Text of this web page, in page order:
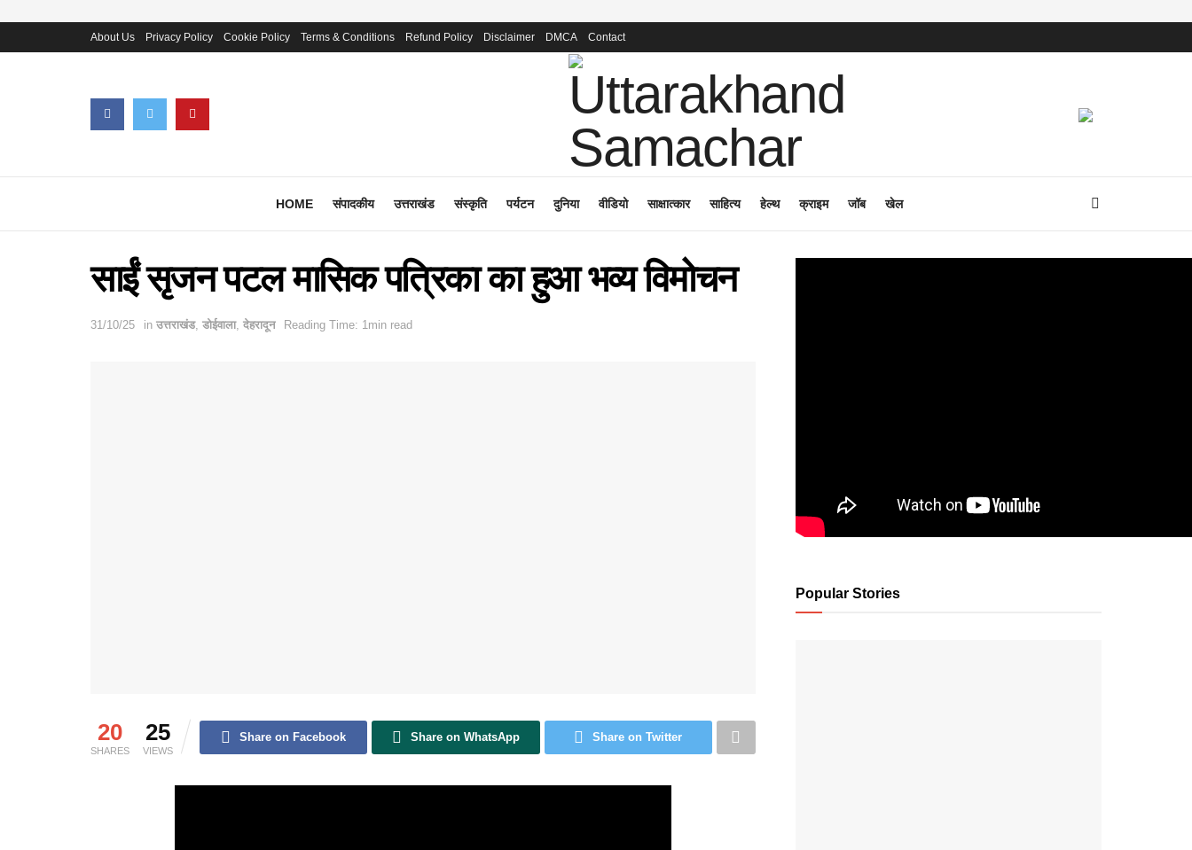
About Us Privacy Policy Cookie Policy Terms & Conditions Refund Policy Disclaimer DMCA Contact
HOME संपादकीय उत्तराखंड संस्कृति पर्यटन दुनिया वीडियो साक्षात्कार साहित्य हेल्थ क्राइम जॉब खेल
साईं सृजन पटल मासिक पत्रिका का हुआ भव्य विमोचन
31/10/25 in उत्तराखंड, डोईवाला, देहरादून Reading Time: 1min read
20
SHARES
25
VIEWS
Share on Facebook Share on WhatsApp Share on Twitter
Popular Stories